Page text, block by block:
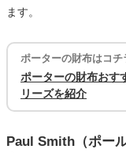
ます。
ポーターの財布はコチ
ポーターの財布おす
リーズを紹介
Paul Smith（ポー